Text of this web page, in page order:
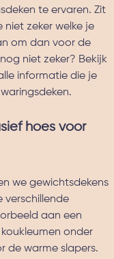
te ervaren. Zit
niet zeker welke je
om dan voor de
niet zeker? Bekijk
informatie die je
hoes voor
we gewichtsdekens
verschillende
aan een
onder
de warme slapers.